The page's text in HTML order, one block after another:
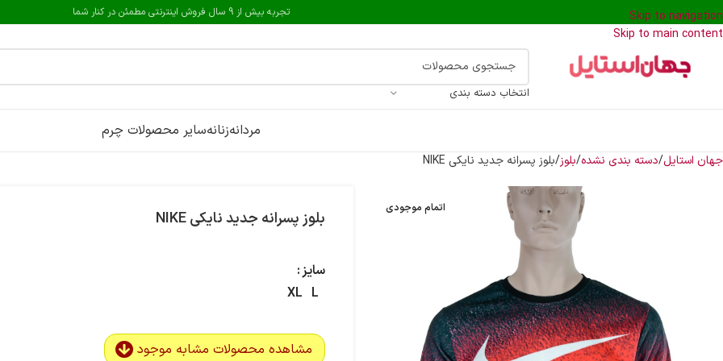
Skip to navigation
Skip to main content
تجربه بیش از 9 سال فروش اینترنتی مطمئن در کنار شما
انتخاب دسته بندی
مردانهزنانهسایر محصولات چرم
جهان استایل دسته بندی نشده بلوز بلوز پسرانه جدید نایکی NIKE
اتمام موجودی بلوز پسرانه جدید نایکی NIKE
سایز
L
XL
مشاهده محصولات مشابه موجود